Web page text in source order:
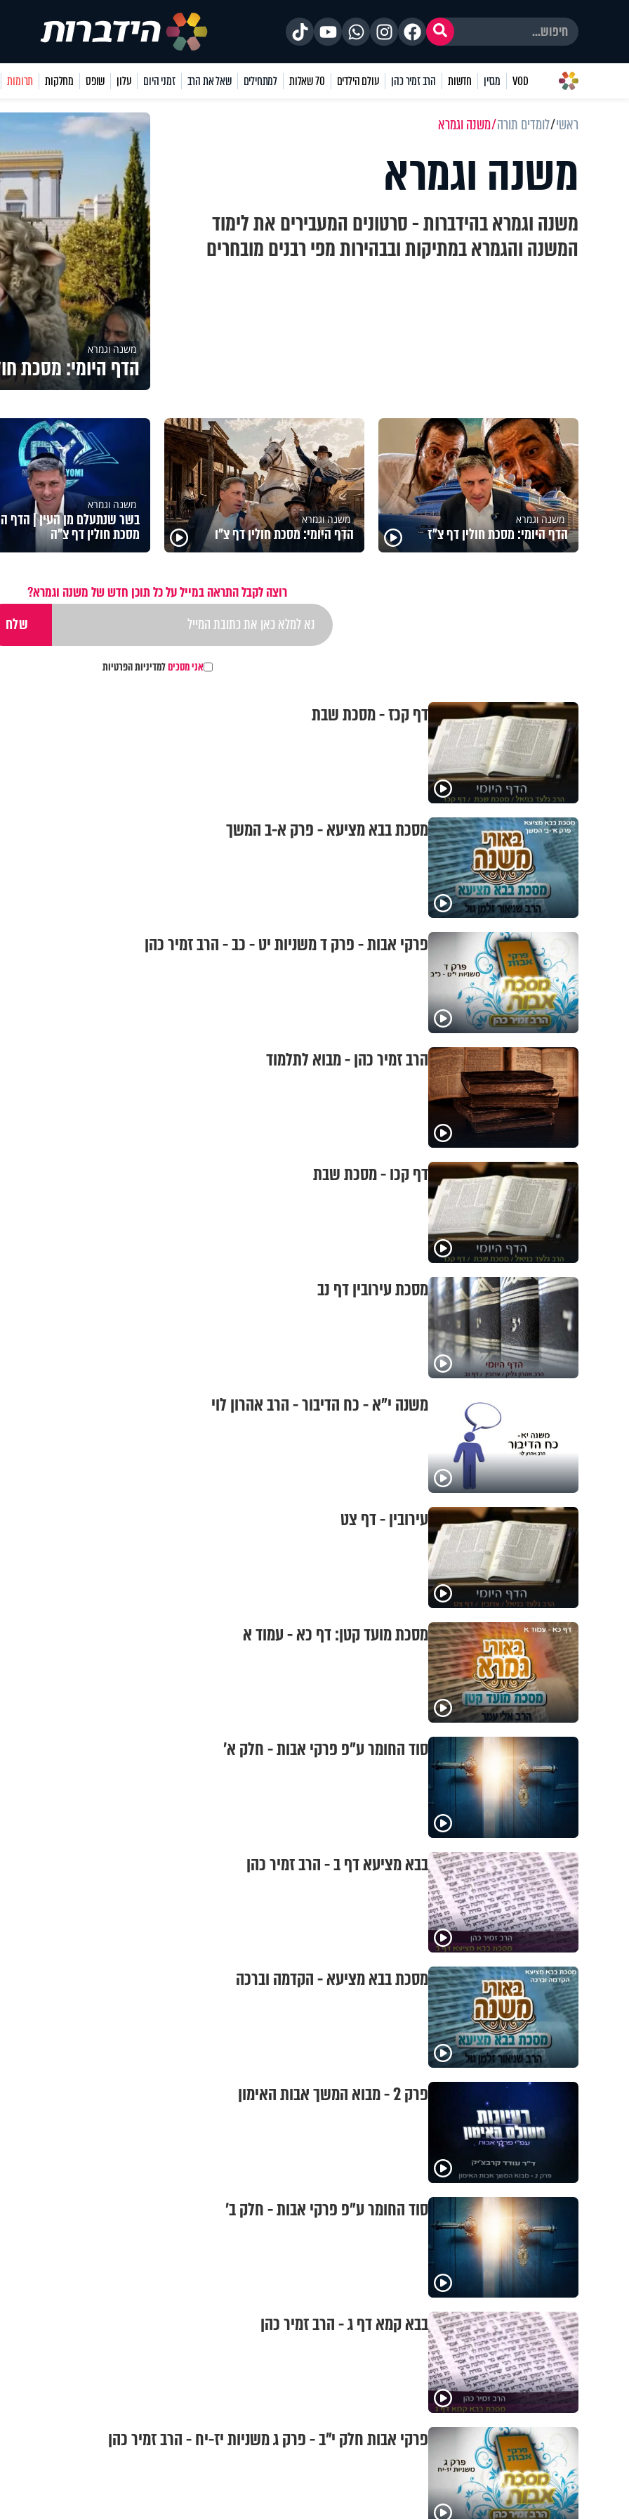
VOD מגזין חדשות הרב זמיר כהן עולם הילדים 70 שאלות למתחילים שאל את הרב זמני היום עלון שופס מחלקות תרומות
ראשי לומדים תורה משנה וגמרא
משנה וגמרא
משנה וגמרא בהידברות - סרטונים המעבירים את לימוד
המשנה והגמרא במתיקות ובבהירות מפי רבנים מובחרים
משנה וגמרא
הדף היומי: מסכת
משנה וגמרא
הדף היומי: מסכת חולין דף צ"ז
משנה וגמרא
הדף היומי: מסכת חולין דף צ"ו
משנה וגמרא
בשר שנתעלם מן העין | הדף
מסכת חולין דף צ"ה
רוצה לקבל התראה במייל על כל תוכן חדש של משנה וגמרא?
אני מסכיםלמדיניות הפרטיות
דף קכז - מסכת שבת
מסכת בבא מציעא - פרק א-ב המשך
פרקי אבות - פרק ד משניות יט - כב - הרב זמיר כהן
הרב זמיר כהן - מבוא לתלמוד
דף קכו - מסכת שבת
מסכת עירובין דף נב
משנה י"א - כח הדיבור - הרב אהרון לוי
עירובין - דף צט
מסכת מועד קטן: דף כא - עמוד א
סוד החומר ע"פ פרקי אבות - חלק א’
בבא מציעא דף ב - הרב זמיר כהן
מסכת בבא מציעא - הקדמה וברכה
פרק 2 - מבוא המשך אבות האימון
סוד החומר ע"פ פרקי אבות - חלק ב’
בבא קמא דף ג - הרב זמיר כהן
פרקי אבות חלק י"ב - פרק ג משניות יז-יח - הרב זמיר כהן